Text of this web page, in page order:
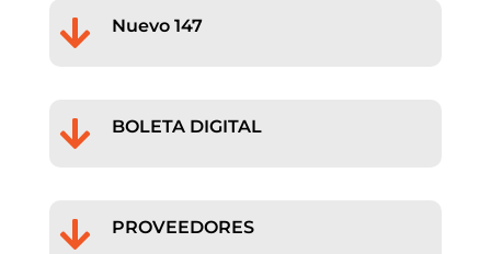
 Nuevo 147
 BOLETA DIGITAL
 PROVEEDORES